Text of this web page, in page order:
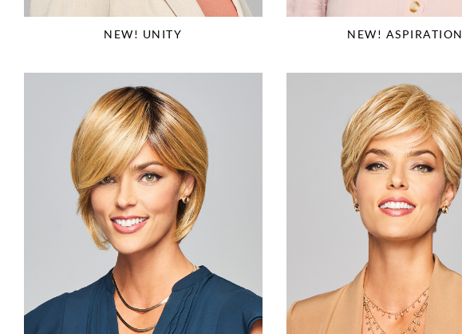
NEW! UNITY NEW! ASPIRATION